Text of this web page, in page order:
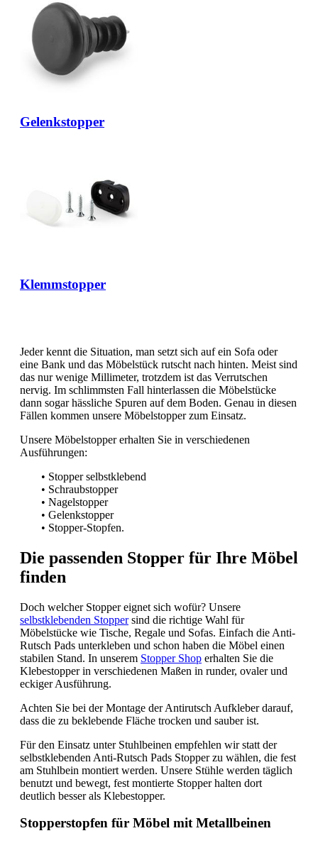
Gelenkstopper
Klemmstopper
Jeder kennt die Situation, man setzt sich auf ein Sofa oder
eine Bank und das Möbelstück rutscht nach hinten. Meist sind
das nur wenige Millimeter, trotzdem ist das Verrutschen
nervig. Im schlimmsten Fall hinterlassen die Möbelstücke
dann sogar hässliche Spuren auf dem Boden. Genau in diesen
Fällen kommen unsere Möbelstopper zum Einsatz.
Unsere Möbelstopper erhalten Sie in verschiedenen
Ausführungen:
• Stopper selbstklebend
• Schraubstopper
• Nagelstopper
• Gelenkstopper
• Stopper-Stopfen.
Die passenden Stopper für Ihre Möbel
finden
Doch welcher Stopper eignet sich wofür? Unsere
selbstklebenden Stoppersind die richtige Wahl für
Möbelstücke wie Tische, Regale und Sofas. Einfach die Anti-
Rutsch Pads unterkleben und schon haben die Möbel einen
stabilen Stand. In unserem Stopper Shop erhalten Sie die
Klebestopper in verschiedenen Maßen in runder, ovaler und
eckiger Ausführung.
Achten Sie bei der Montage der Antirutsch Aufkleber darauf,
dass die zu beklebende Fläche trocken und sauber ist.
Für den Einsatz unter Stuhlbeinen empfehlen wir statt der
selbstklebenden Anti-Rutsch Pads Stopper zu wählen, die fest
am Stuhlbein montiert werden. Unsere Stühle werden täglich
benutzt und bewegt, fest montierte Stopper halten dort
deutlich besser als Klebestopper.
Stopperstopfen für Möbel mit Metallbeinen